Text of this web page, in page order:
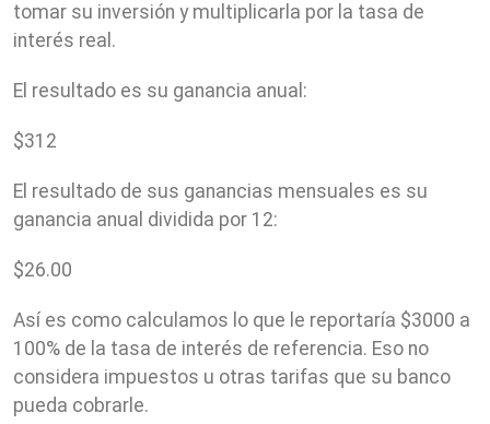
tomar su inversión y multiplicarla por la tasa de
interés real.
El resultado es su ganancia anual:
$312
El resultado de sus ganancias mensuales es su
ganancia anual dividida por 12:
$26.00
Así es como calculamos lo que le reportaría $3000 a
100% de la tasa de interés de referencia. Eso no
considera impuestos u otras tarifas que su banco
pueda cobrarle.